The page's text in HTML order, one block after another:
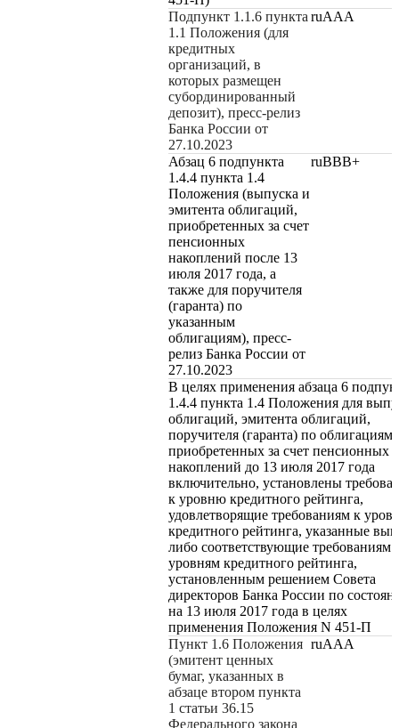
Подпункт 1.1.6 пункта
1.1 Положения (для
кредитных
организаций, в
которых размещен
субординированный
депозит), пресс-релиз
Банка России от
27.10.2023
ruAAA
Абзац 6 подпункта
1.4.4 пункта 1.4
Положения (выпуска и
эмитента облигаций,
приобретенных за счет
пенсионных
накоплений после 13
июля 2017 года, а
также для поручителя
(гаранта) по
указанным
облигациям), пресс-
релиз Банка России от
27.10.2023
ruBВB+
В целях применения абзаца 6
1.4.4 пункта 1.4 Положения для
облигаций, эмитента облигаций,
поручителя (гаранта) по облигациям,
приобретенных за счет пенсионных
накоплений до 13 июля 2017 года
включительно, установлены
к уровню кредитного рейтинга,
удовлетворящие требованиям к
кредитного рейтинга, указанные
либо соответствующие требованиям
уровням кредитного рейтинга,
установленным решением Совета
директоров Банка России по
на 13 июля 2017 года в целях
применения Положения N 451-П
Пункт 1.6 Положения
(эмитент ценных
бумаг, указанных в
абзаце втором пункта
1 статьи 36.15
Федерального закона
ruAAA